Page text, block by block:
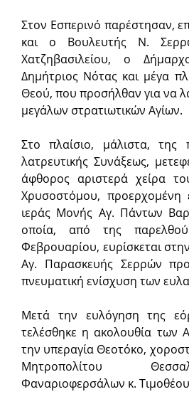
Στον Εσπερινό παρέστησαν,
και ο Βουλευτής Ν.
Χατζηβασιλείου, ο
Δημήτριος Νότας και μέγα
Θεού, που προσήλθαν για να
μεγάλων στρατιωτικών Αγίων.
Στο πλαίσιο, μάλιστα, της
λατρευτικής Συνάξεως,
άφθορος αριστερά χείρα
Χρυσοστόμου, προερχομένη
ιεράς Μονής Αγ. Πάντων
οποία, από της
Φεβρουαρίου, ευρίσκεται
Αγ. Παρασκευής Σερρών
πνευματική ενίσχυση των
Μετά την ευλόγηση της
τελέσθηκε η ακολουθία των
την υπεραγία Θεοτόκο,
Μητροπολίτου
Φαναριοφερσάλων κ.